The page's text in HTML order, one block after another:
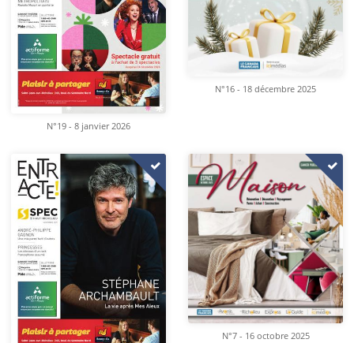
N°19 - 8 janvier 2026
N°16 - 18 décembre 2025
N°7 - 16 octobre 2025